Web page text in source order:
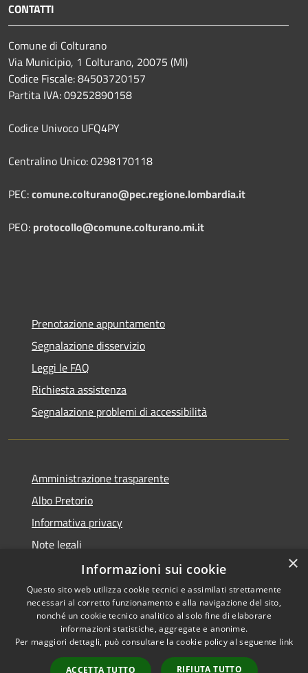
CONTATTI
Comune di Colturano
Via Municipio, 1 Colturano, 20075 (MI)
Codice Fiscale: 84503720157
Partita IVA: 09252890158
Codice Univoco UFQ4PY
Centralino Unico: 0298170118
PEC:comune.colturano@pec.regione.lombardia.it
PEO: protocollo@comune.colturano.mi.it
Prenotazione appuntamento
Segnalazione disservizio
Leggi le FAQ
Richiesta assistenza
Segnalazione problemi di accessibilità
Amministrazione trasparente
Albo Pretorio
Informativa privacy
Note legali
Dichiarazione di accessibilità
RSS
Accessibilità
Copyright © 2026 • Comune di
Municipium• Accesso
×
Informazioni sui cookie
Questo sito web utilizza cookie tecnici e assimilati strettamente
necessari al corretto funzionamento e alla navigazione del sito,
nonché un cookie tecnico analitico al solo fine di elaborare
informazioni statistiche, aggregate e anonime.
Per maggiori dettagli, può consultare la cookie policy al seguente link
ACCETTA TUTTO RIFIUTA TUTTO